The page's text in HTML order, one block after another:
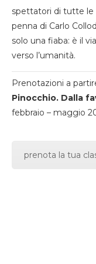
spettatori di tutte le
penna di Carlo
solo una fiaba: è il
verso l’umanità.
Prenotazioni a
Pinocchio. Dalla
febbraio – maggio
prenota la tua